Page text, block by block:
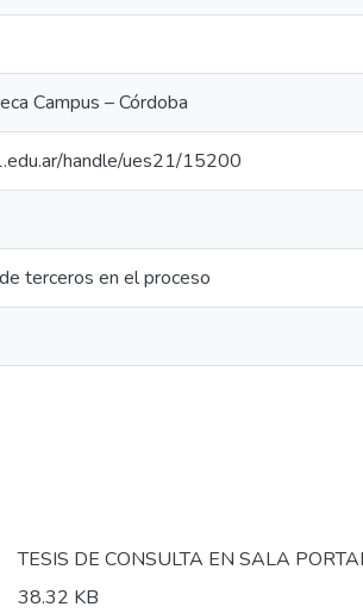
Campus – Córdoba
handle/ues21/15200
terceros en el proceso
TESIS DE CONSULTA EN SALA
38.32 KB